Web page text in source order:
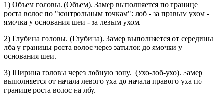
1) Объем головы. (Объем). Замер выполняется по границе
роста волос по "контрольным точкам": лоб - за правым ухом -
ямочка у основания шеи - за левым ухом.
2) Глубина головы. (Глубина). Замер выполняется от середины
лба у границы роста волос через затылок до ямочки у
основания шеи.
3) Ширина головы через лобную зону. (Ухо-лоб-ухо). Замер
выполняется от начала левого уха до начала правого уха по
границе роста волос на лбу.